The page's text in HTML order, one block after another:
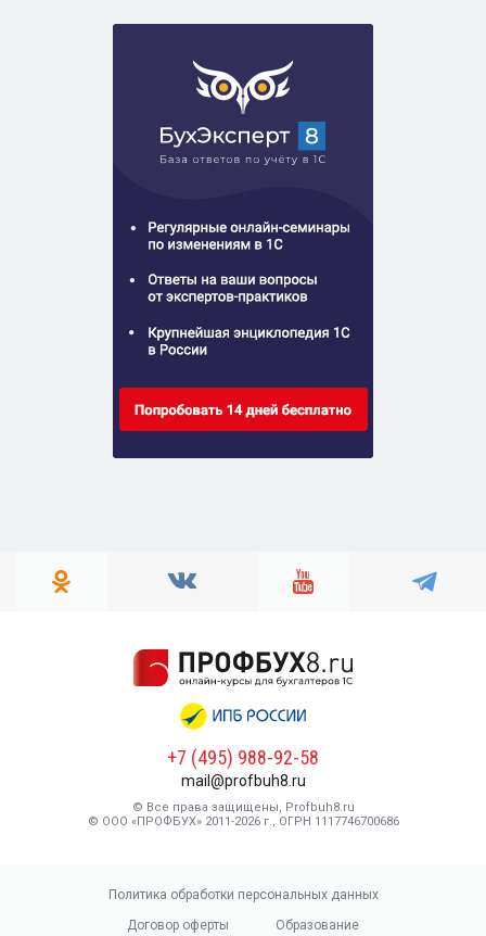
+7 (495) 988-92-58
mail@profbuh8.ru
© Все права защищены, Profbuh8.ru
© ООО «ПРОФБУХ» 2011-2026 г., ОГРН 1117746700686
Политика обработки персональных данных
Договор оферты
Образование